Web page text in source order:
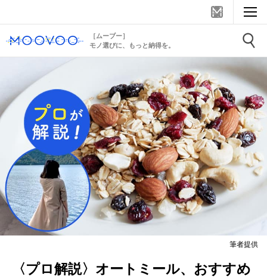
［ムーブー］
モノ選びに、もっと納得を。
筆者提供
〈プロ解説〉オートミール、おすすめ